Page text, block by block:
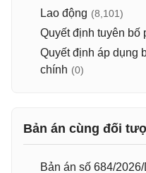
Lao động (8,101)
Quyết định tuyên bố
Quyết định áp dụng
chính (0)
Bản án cùng đối
Bản án số 684/